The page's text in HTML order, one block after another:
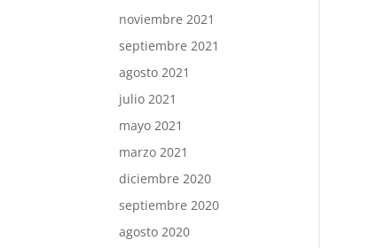
noviembre 2021
septiembre 2021
agosto 2021
julio 2021
mayo 2021
marzo 2021
diciembre 2020
septiembre 2020
agosto 2020